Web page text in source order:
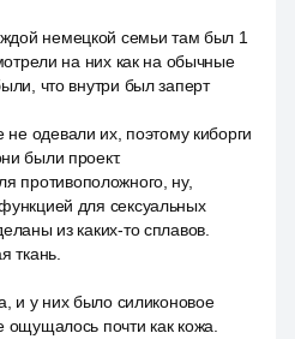
немецкой семьи там был 1
на них как на обычные
что внутри был заперт
одевали их, поэтому киборги
были проект.
противоположного, ну,
для сексуальных
из каких-то сплавов.
ткань.
и у них было силиконовое
ощущалось почти как кожа.